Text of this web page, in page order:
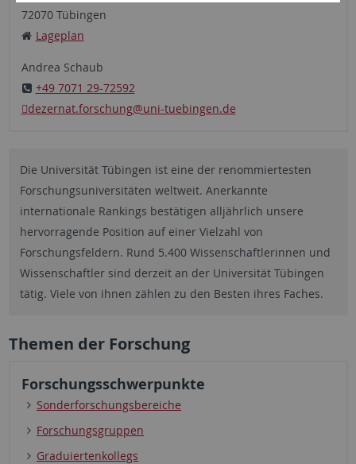
72070 Tübingen
Lageplan
Andrea Schaub
+49 7071 29-72592
dezernat.forschung@uni-tuebingen.de
Die Universität Tübingen ist eine der renommiertesten
Forschungsuniversitäten weltweit. Anerkannte
internationale Rankings bestätigen alljährlich unsere
hervorragende Position auf einer Vielzahl von
Forschungsfeldern. Rund 5.400 Wissenschaftlerinnen und
Wissenschaftler sind derzeit an der Universität Tübingen
tätig. Viele von ihnen zählen zu den Besten ihres Faches.
Themen der Forschung
Forschungsschwerpunkte
Sonderforschungsbereiche
Forschungsgruppen
Graduiertenkollegs